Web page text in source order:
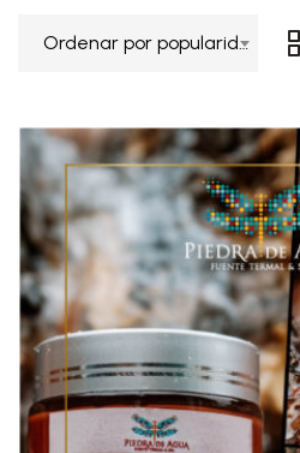
Ordenar por popularidad